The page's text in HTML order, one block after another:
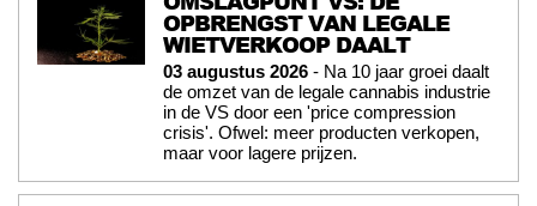
OPBRENGST VAN LEGALE
WIETVERKOOP DAALT
03 augustus 2026 - Na 10 jaar groei daalt
de omzet van de legale cannabis industrie
in de VS door een 'price compression
crisis'. Ofwel: meer producten verkopen,
maar voor lagere prijzen.